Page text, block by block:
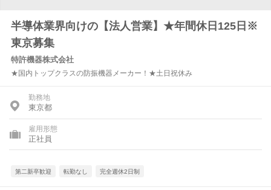
半導体業界向けの【法人営業】★年間休日125日※
東京募集
特許機器株式会社
★国内トップクラスの防振機器メーカー！★土日祝休み
勤務地
東京都
雇用形態
正社員
第二新卒歓迎 転勤なし 完全週休2日制